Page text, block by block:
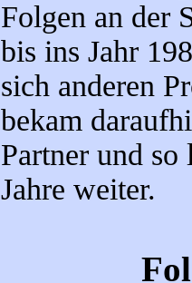
Folgen an der
bis ins Jahr
sich anderen
bekam
Partner und so
Jahre weiter.